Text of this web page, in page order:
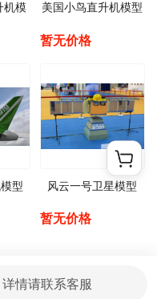
机模
美国小鸟直升机模型
暂无价格
型 风云一号卫星模型
暂无价格
详情请联系客服